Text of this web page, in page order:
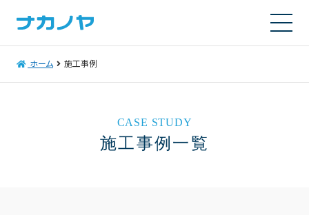
ホーム 施工事例
CASE STUDY
施工事例一覧